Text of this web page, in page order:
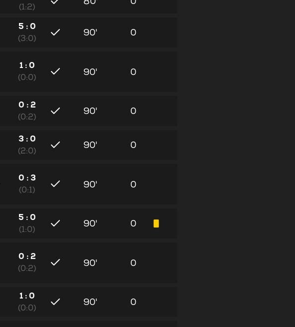
(1:2)
5 : 0
(3:0)
90' 0
1 : 0
(0:0)
90' 0
0 : 2
(0:2)
90' 0
3 : 0
(2:0)
90' 0
0 : 3
(0:1)
90' 0
5 : 0
(1:0)
90' 0
0 : 2
(0:2)
90' 0
1 : 0
(0:0)
90' 0